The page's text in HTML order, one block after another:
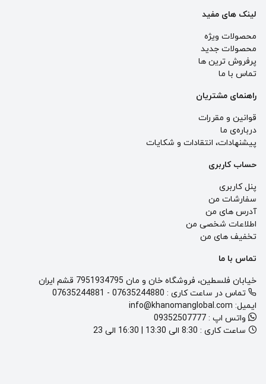
لینک های مفید
محصولات ویژه
محصولات جدید
پرفروش ترین‌ ها
تماس با ما
راهنمای مشتریان
قوانین و مقررات
درباره‌ی ما
پيشنهادات، انتقادات و شكايات
حساب کاربری
پنل کاربری
سفارشات من
آدرس های من
اطلاعات شخصی من
تخفیف های من
تماس با ما
خیابان فلسطین، فروشگاه خان و مان 7951934795 قشم ایران
تماس در ساعت کاری : 07635244880
-
07635244881
ایمیل: info@khanomanglobal.com
واتس اپ : 09352507777
ساعت کاری : 8:30 الی 13:30 | 16:30 الی 23